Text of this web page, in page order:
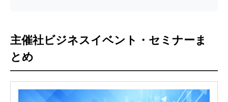
主催社ビジネスイベント・セミナーま
とめ